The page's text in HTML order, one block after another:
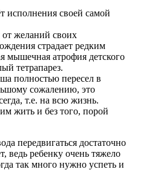
исполнения своей самой
от желаний своих
страдает редким
мышечная атрофия детского
тетрапарез.
полностью пересел в
сожалению, это
т.е. на всю жизнь.
жить и без того, порой
передвигаться достаточно
ведь ребенку очень тяжело
так много нужно успеть и